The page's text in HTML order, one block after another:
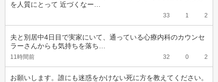
を人質にとって 近づくなー…
33 1 2
夫と別居中4日目で実家にいて、通っている心療内科のカウンセ
ラーさんからも気持ちを落ち…
11時間前 32 0 2
お願いします。誰にも迷惑をかけない死に方を教えてください。